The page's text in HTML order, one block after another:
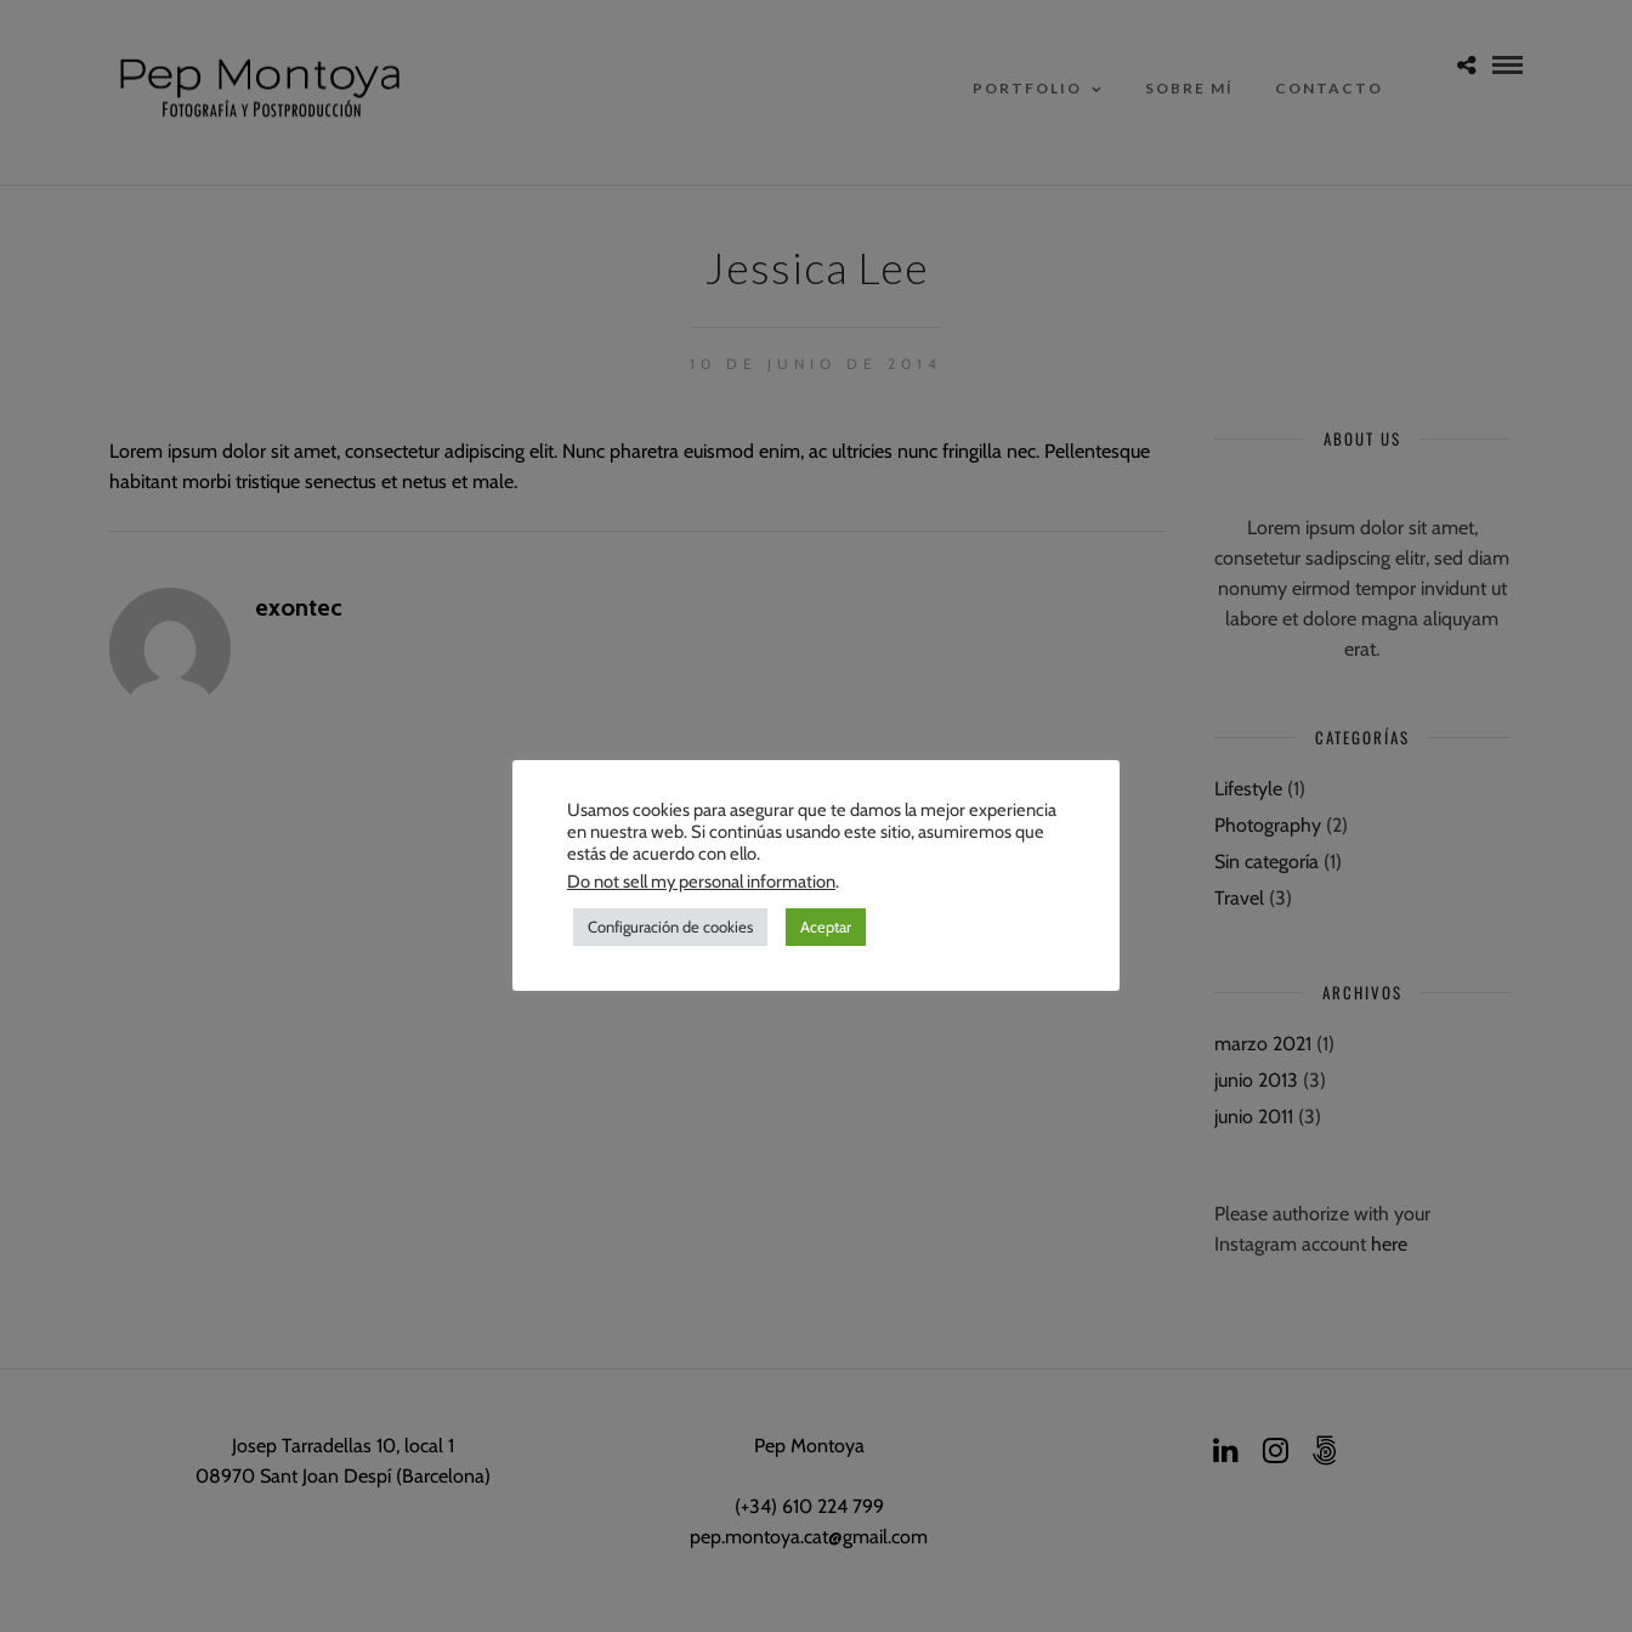
PORTFOLIO SOBRE MÍ CONTACTO
Jessica Lee
10 DE JUNIO DE 2014
Lorem ipsum dolor sit amet, consectetur adipiscing elit. Nunc pharetra euismod enim, ac ultricies nunc fringilla nec. Pellentesque
habitant morbi tristique senectus et netus et male.
exontec
ABOUT US
Lorem ipsum dolor sit amet,
consetetur sadipscing elitr, sed diam
nonumy eirmod tempor invidunt ut
labore et dolore magna aliquyam
erat.
CATEGORÍAS
Lifestyle(1)
Photography(2)
Sin categoría(1)
Travel(3)
ARCHIVOS
marzo 2021 (1)
junio 2013 (3)
junio 2011 (3)
Please authorize with your
Instagram account here
Josep Tarradellas 10, local 1
08970 Sant Joan Despí (Barcelona)
Pep Montoya
(+34) 610 224 799
pep.montoya.cat@gmail.com
Usamos cookies para asegurar que te damos la mejor experiencia
en nuestra web. Si continúas usando este sitio, asumiremos que
estás de acuerdo con ello.
Do not sell my personal information.
Configuración de cookies Aceptar